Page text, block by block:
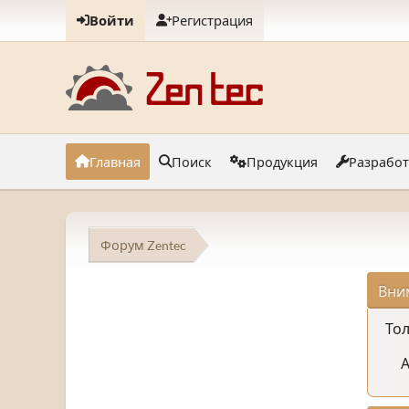
Войти Регистрация
Главная Поиск Продукция
Форум Zentec